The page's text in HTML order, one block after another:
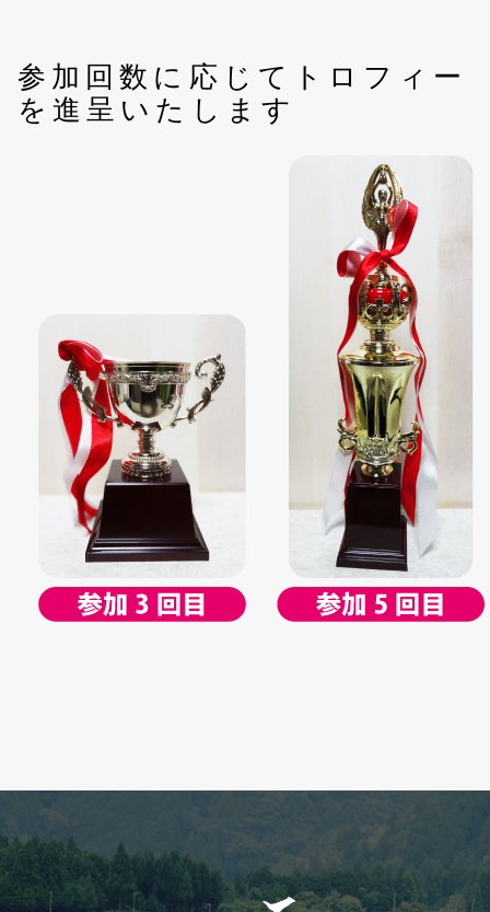
参加回数に応じてトロフィー
を進呈いたします